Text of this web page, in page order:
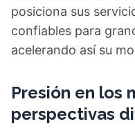
posiciona sus
confiables para
acelerando así su
Presión en los
perspectivas